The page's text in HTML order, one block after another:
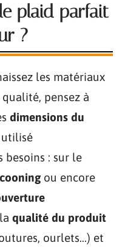
plaid parfait
?
les matériaux
pensez à
dimensions du
utilisé
besoins : sur le
ou encore
qualité du produit
ourlets…) et